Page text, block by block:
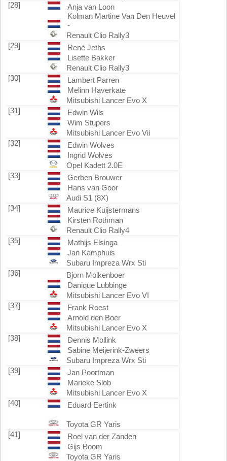
[28]
Anja van Loon
Kolman Martine Van Den Heuvel
-
Renault Clio Rally3
[29]
René Jeths
Lisette Bakker
Renault Clio Rally3
[30]
Lambert Parren
Melinn Haverkate
Mitsubishi Lancer Evo X
[31]
Edwin Wils
Wim Stupers
Mitsubishi Lancer Evo Vii
[32]
Edwin Wolves
Ingrid Wolves
Opel Kadett 2.0E
[33]
Gerben Brouwer
Hans van Goor
Audi S1 (8X)
[34]
Maurice Kuijstermans
Kirsten Rothman
Renault Clio Rally4
[35]
Mathijs Elsinga
Jan Kamphuis
Subaru Impreza Wrx Sti
[36]
Bjorn Molkenboer
Danique Lubbinge
Mitsubishi Lancer Evo VI
[37]
Frank Roest
Arnold den Boer
Mitsubishi Lancer Evo X
[38]
Dennis Mollink
Sabine Meijerink-Zweers
Subaru Impreza Wrx Sti
[39]
Jan Poortman
Marieke Slob
Mitsubishi Lancer Evo X
[40]
Eduard Eertink
Toyota GR Yaris
[41]
Roel van der Zanden
Gijs Boom
Toyota GR Yaris